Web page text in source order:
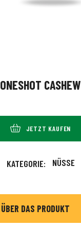
ONESHOT CASHEW
JETZT KAUFEN
KATEGORIE: NÜSSE
ÜBER DAS PRODUKT